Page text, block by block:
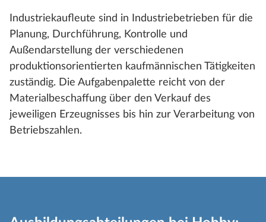
Industriekaufleute sind in Industriebetrieben für die
Planung, Durchführung, Kontrolle und
Außendarstellung der verschiedenen
produktionsorientierten kaufmännischen Tätigkeiten
zuständig. Die Aufgabenpalette reicht von der
Materialbeschaffung über den Verkauf des
jeweiligen Erzeugnisses bis hin zur Verarbeitung von
Betriebszahlen.